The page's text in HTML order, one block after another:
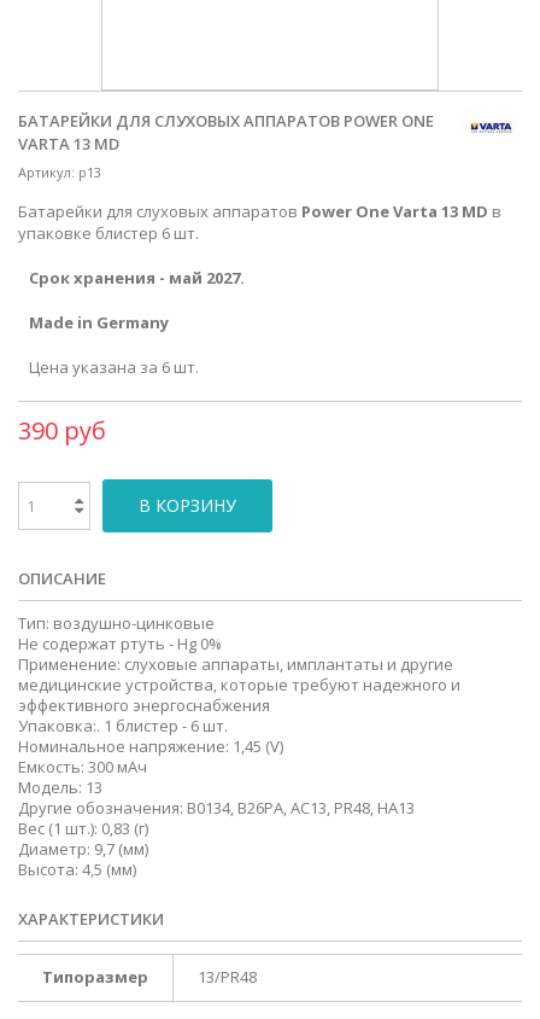
БАТАРЕЙКИ ДЛЯ СЛУХОВЫХ АППАРАТОВ POWER ONE
VARTA 13 MD
Артикул: p13
Батарейки для слуховых аппаратов Power One Varta 13 MD в
упаковке блистер 6 шт.
Срок хранения - май 2027.
Made in Germany
Цена указана за 6 шт.
390 руб
В КОРЗИНУ
ОПИСАНИЕ
Тип: воздушно-цинковые
Не содержат ртуть - Hg 0%
Применение: слуховые аппараты, имплантаты и другие
медицинские устройства, которые требуют надежного и
эффективного энергоснабжения
Упаковка:. 1 блистер - 6 шт.
Номинальное напряжение: 1,45 (V)
Емкость: 300 мАч
Модель: 13
Другие обозначения: B0134, B26PA, AC13, PR48, HA13
Вес (1 шт.): 0,83 (г)
Диаметр: 9,7 (мм)
Высота: 4,5 (мм)
ХАРАКТЕРИСТИКИ
Типоразмер 13/PR48